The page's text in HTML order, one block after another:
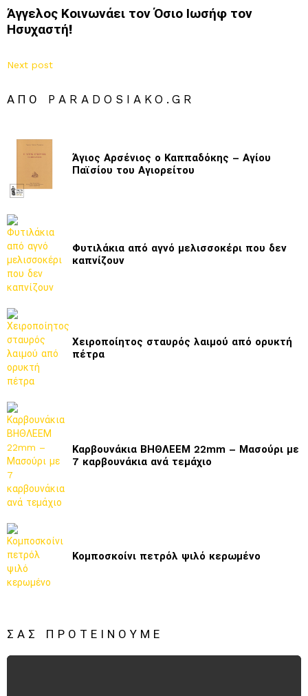
Άγγελος Κοινωνάει τον Όσιο Ιωσήφ τον
Ησυχαστή!
Next post
ΑΠΌ PARADOSIAKO.GR
Άγιος Αρσένιος ο Καππαδόκης – Αγίου
Παϊσίου του Αγιορείτου
Φυτιλάκια από αγνό μελισσοκέρι που δεν
καπνίζουν
Χειροποίητος σταυρός λαιμού από ορυκτή
πέτρα
Καρβουνάκια ΒΗΘΛΕΕΜ 22mm – Μασούρι με
7 καρβουνάκια ανά τεμάχιο
Κομποσκοίνι πετρόλ ψιλό κερωμένο
ΣΑΣ ΠΡΟΤΕΊΝΟΥΜΕ